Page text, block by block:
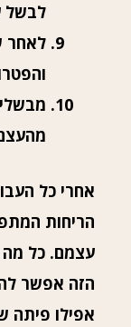
לבשל על
לאחר שעה
מבשלים
מהעצם –
אחרי כל העבודה
הריחות
עצמם. כל מה
הזה אפשר להכין
אפילו פיתה